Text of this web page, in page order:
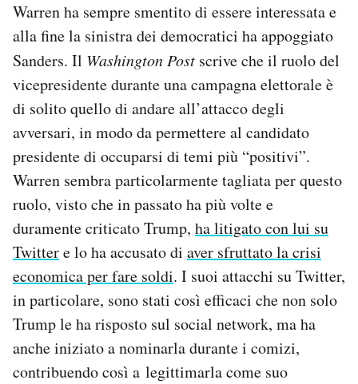
Warren ha sempre smentito di essere interessata e
alla fine la sinistra dei democratici ha appoggiato
Sanders. Il Washington Post scrive che il ruolo del
vicepresidente durante una campagna elettorale è
di solito quello di andare all’attacco degli
avversari, in modo da permettere al candidato
presidente di occuparsi di temi più “positivi”.
Warren sembra particolarmente tagliata per questo
ruolo, visto che in passato ha più volte e
duramente criticato Trump, ha litigato con lui su
Twittere lo ha accusato di aver sfruttato la crisi
economica per fare soldi. I suoi attacchi su Twitter,
in particolare, sono stati così efficaci che non solo
Trump le ha risposto sul social network, ma ha
anche iniziato a nominarla durante i comizi,
contribuendo così a legittimarla come suo